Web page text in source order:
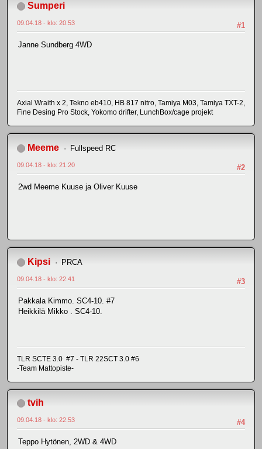
Sumperi
#1
09.04.18 - klo: 20.53
Janne Sundberg 4WD
Axial Wraith x 2, Tekno eb410, HB 817 nitro, Tamiya M03, Tamiya TXT-2,
Fine Desing Pro Stock, Yokomo drifter, LunchBox/cage projekt
Meeme Fullspeed RC
#2
09.04.18 - klo: 21.20
2wd Meeme Kuuse ja Oliver Kuuse
Kipsi PRCA
#3
09.04.18 - klo: 22.41
Pakkala Kimmo. SC4-10. #7
Heikkilä Mikko . SC4-10.
TLR SCTE 3.0 #7 - TLR 22SCT 3.0 #6
-Team Mattopiste-
tvih
#4
09.04.18 - klo: 22.53
Teppo Hytönen, 2WD & 4WD